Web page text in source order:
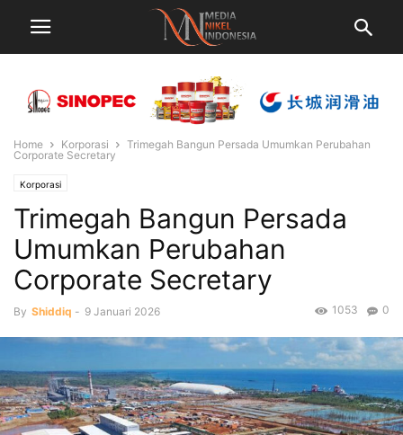
Home Korporasi
Trimegah Bangun Persada Umumkan Perubahan
Corporate Secretary
Korporasi
Trimegah Bangun Persada
Umumkan Perubahan
Corporate Secretary
By Shiddiq - 9 Januari 2026 0
1053